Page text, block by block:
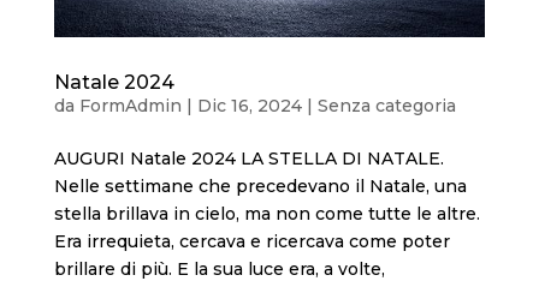
Natale 2024
da FormAdmin | Dic 16, 2024| Senza categoria
AUGURI Natale 2024 LA STELLA DI NATALE.
Nelle settimane che precedevano il Natale, una
stella brillava in cielo, ma non come tutte le altre.
Era irrequieta, cercava e ricercava come poter
brillare di più. E la sua luce era, a volte,